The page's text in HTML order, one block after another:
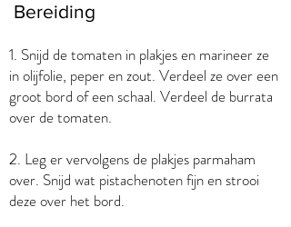
Bereiding
1. Snijd de tomaten in plakjes en marineer ze
in olijfolie, peper en zout. Verdeel ze over een
groot bord of een schaal. Verdeel de burrata
over de tomaten.
2. Leg er vervolgens de plakjes parmaham
over. Snijd wat pistachenoten fijn en strooi
deze over het bord.